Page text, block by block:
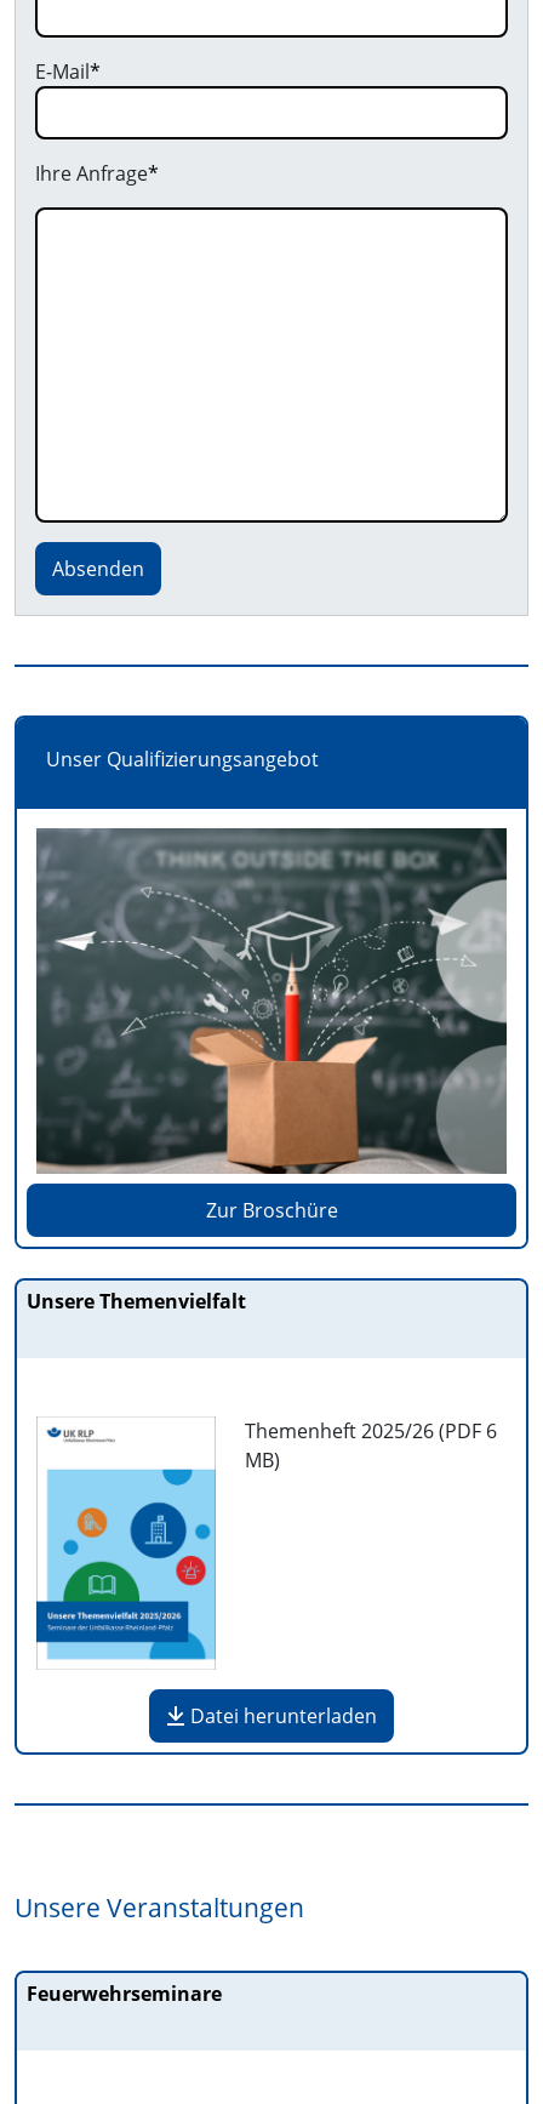
E-Mail*
Ihre Anfrage*
Absenden
Unser Qualifizierungsangebot
Zur Broschüre
Unsere Themenvielfalt
Themenheft 2025/26 (PDF6
MB)
Datei herunterladen
Unsere Veranstaltungen
Feuerwehrseminare